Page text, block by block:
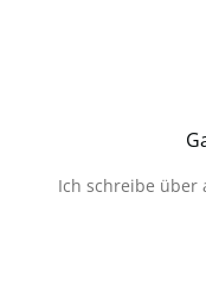
Ich schreibe über